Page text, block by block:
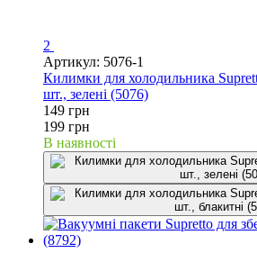
2
Артикул: 5076-1
Килимки для холодильника
шт., зелені (5076)
149 грн
199 грн
В наявності